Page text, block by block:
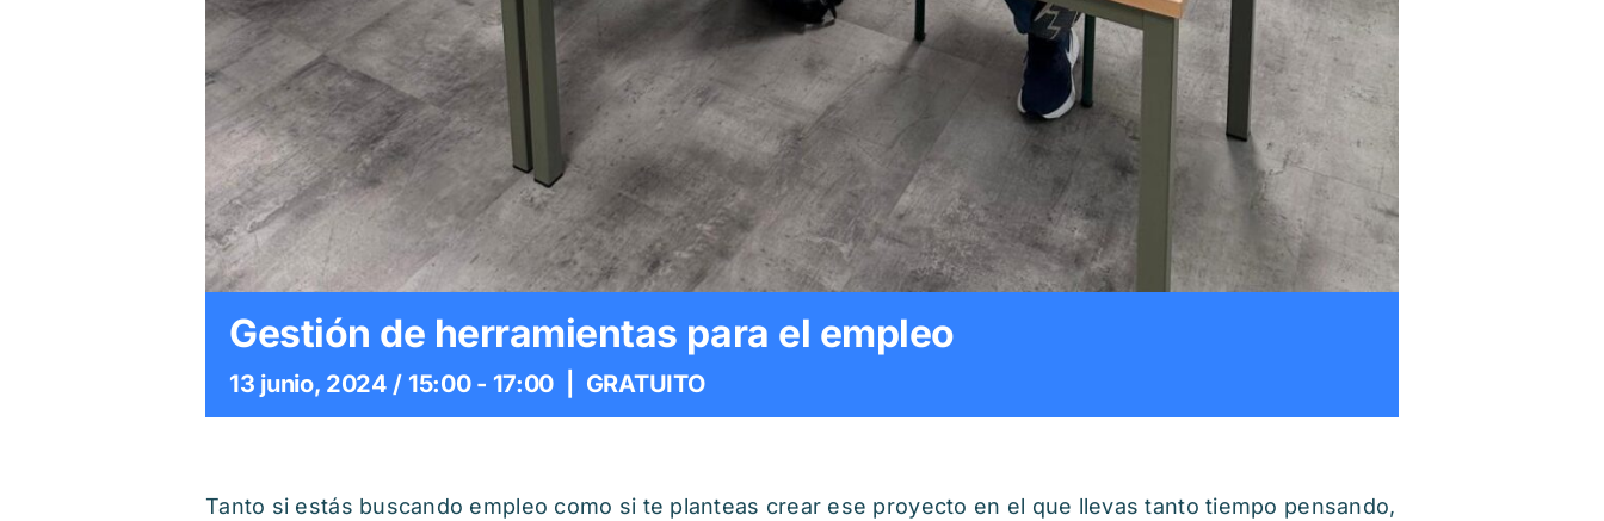
Gestión de herramientas para el empleo
13 junio, 2024 / 15:00- 17:00 GRATUITO
Tanto si estás buscando empleo como si te planteas crear ese proyecto en el que llevas tanto tiempo pensando,